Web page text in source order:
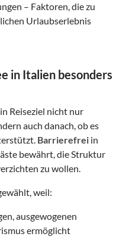
– Faktoren, die zu
Urlaubserlebnis
in Italien besonders
Reiseziel nicht nur
auch danach, ob es
Barrierefrei in
bewährt, die Struktur
zu wollen.
weil:
ausgewogenen
ermöglicht